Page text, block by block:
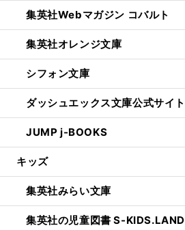
集英社Webマガジン コバルト
集英社オレンジ文庫
シフォン文庫
ダッシュエックス文庫公式サイト
JUMP j-BOOKS
キッズ
集英社みらい文庫
集英社の児童図書 S-KIDS.LAND